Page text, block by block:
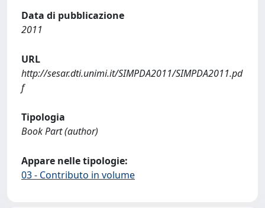
Data di pubblicazione
2011
URL
http://sesar.dti.unimi.it/SIMPDA2011/SIMPDA2011.pd
f
Tipologia
Book Part (author)
Appare nelle tipologie:
03 - Contributo in volume